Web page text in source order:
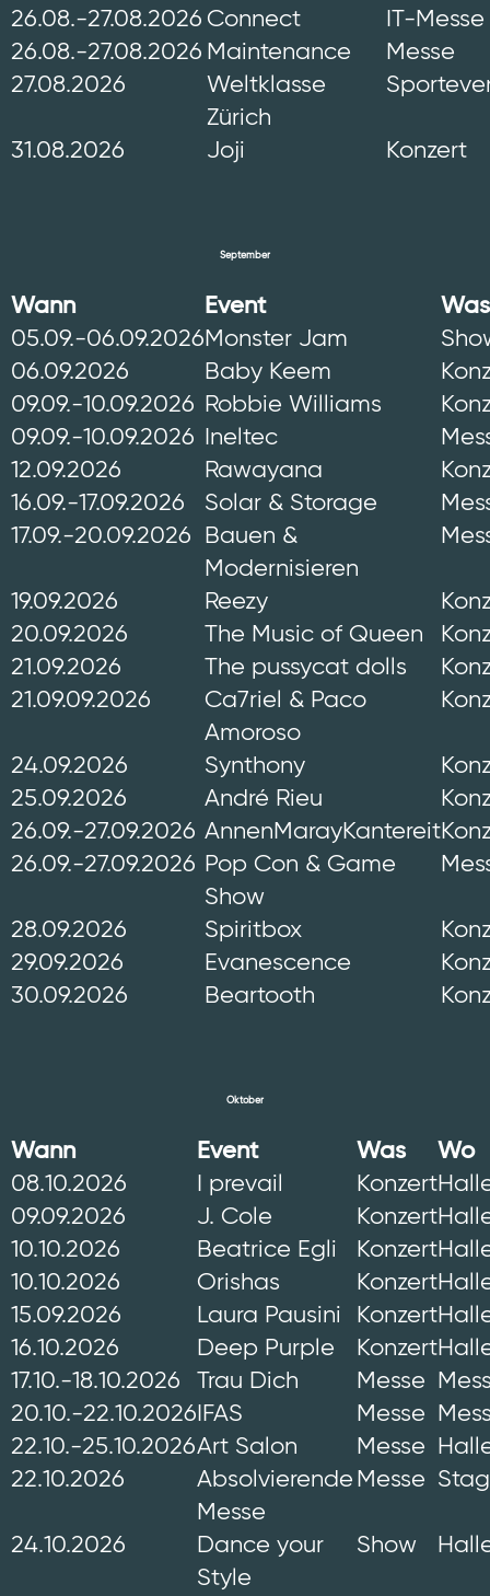
26.08.-27.08.2026 Connect
IT-Messe
26.08.-27.08.2026 Maintenance
Messe
27.08.2026
Weltklasse
Zürich
31.08.2026 Joji Konzert
September
Wann Event
Was
05.09.-06.09.2026Monster Jam
06.09.2026
Baby Keem
09.09.-10.09.2026 Robbie Williams
09.09.-10.09.2026
Ineltec
12.09.2026
Rawayana
16.09.-17.09.2026
Solar & Storage
17.09.-20.09.2026
Bauen &
Modernisieren
19.09.2026 Reezy
20.09.2026
The Music of Queen
21.09.2026
The pussycat dolls
21.09.09.2026
Ca7riel & Paco
Amoroso
24.09.2026 Synthony
25.09.2026
André Rieu
26.09.-27.09.2026 AnnenMarayKantereit
26.09.-27.09.2026 Pop Con & Game
Show
28.09.2026 Spiritbox
29.09.2026
Evanescence
30.09.2026
Beartooth
Oktober
Wann Event Was
Wo
08.10.2026
I prevail Konzert
09.09.2026
J. Cole Konzert
10.10.2026
Beatrice Egli Konzert
10.10.2026
Orishas Konzert
15.09.2026
Laura Pausini Konzert
16.10.2026
Deep Purple Konzert
17.10.-18.10.2026
Trau Dich Messe
20.10.-22.10.2026 IFAS Messe
22.10.-25.10.2026Art Salon Messe
22.10.2026
Absolvierende
Messe
Messe
24.10.2026
Dance your
Style
Show